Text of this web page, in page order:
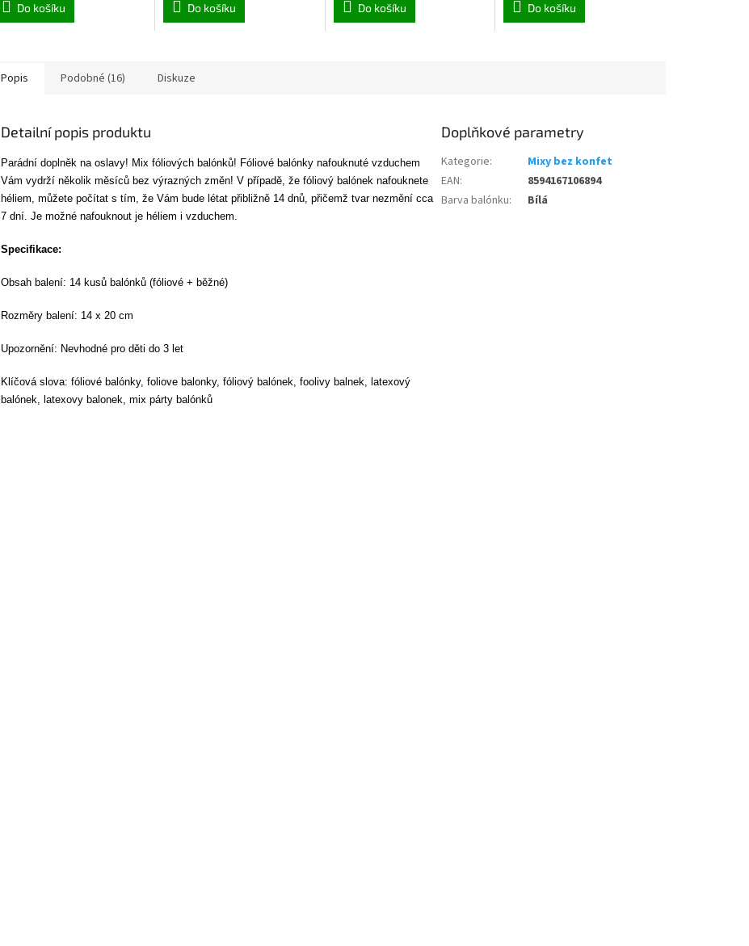
Do košíku Do košíku Do košíku Do košíku
Popis Podobné (16) Diskuze
Detailní popis produktu
Parádní doplněk na oslavy! Mix fóliových balónků! Fóliové balónky nafouknuté vzduchem
Vám vydrží několik měsíců bez výrazných změn! V případě, že fóliový balónek nafouknete
héliem, můžete počítat s tím, že Vám bude létat přibližně 14 dnů, přičemž tvar nezmění cca
7 dní. Je možné nafouknout je héliem i vzduchem.
Specifikace:
Obsah balení: 14 kusů balónků (fóliové + běžné)
Rozměry balení: 14 x 20 cm
Upozornění: Nevhodné pro děti do 3 let
Klíčová slova: fóliové balónky, foliove balonky, fóliový balónek, foolivy balnek, latexový
balónek, latexovy balonek, mix párty balónků
Doplňkové parametry
Kategorie:
Mixy bez konfet
EAN:
8594167106894
Barva balónku: Bílá